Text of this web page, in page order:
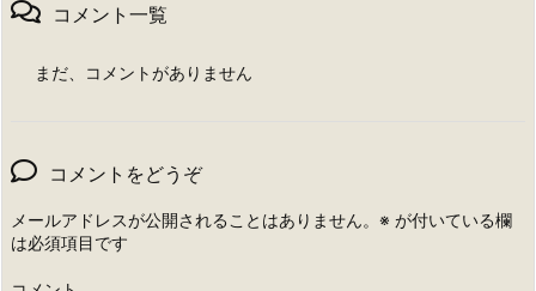
コメント一覧
まだ、コメントがありません
コメントをどうぞ
メールアドレスが公開されることはありません。 ※ が付いている欄
は必須項目です